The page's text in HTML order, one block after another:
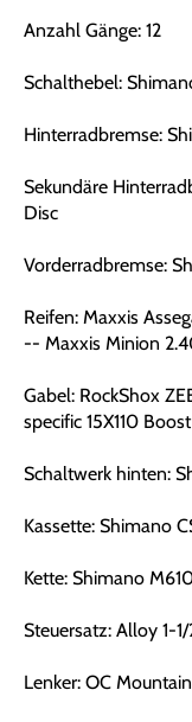
Anzahl Gänge: 12
Schalthebel:
Hinterradbremse:
Sekundäre
Disc
Vorderradbremse:
Reifen: Maxxis
-- Maxxis Minion
Gabel: RockShox
specific 15X110 Boost
Schaltwerk hinten:
Kassette: Shimano
Kette: Shimano
Steuersatz: Alloy 1-
Lenker: OC